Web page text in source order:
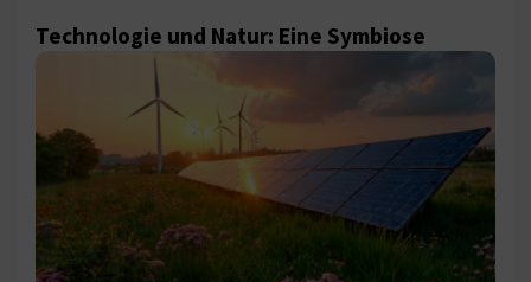
Technologie und Natur: Eine Symbiose